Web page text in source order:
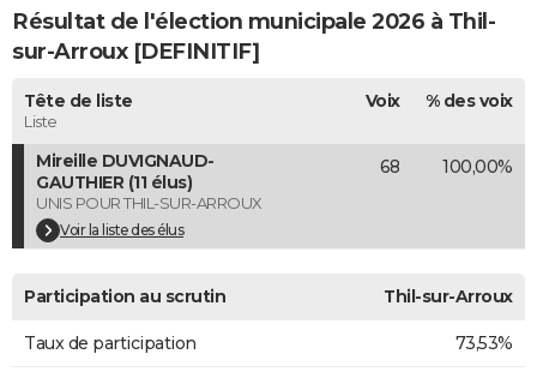
Carte de Noël
Carte Bonne année
Carte Saint-Valentin
Carte Pâques
Carte d'anniversaire
DICTIONNAIRE
Dictionnaire
Biographies
Citations
Expressions
Proverbes
PROGRAMME TV
COPAINS D'AVANT
S'inscrire
Se connecter
Lycées
Collèges
Primaires
Universités
Entreprises
Service militaire
Avis de recherche
AVIS DE DÉCÈS
FORUM
Bricolage
Lifestyle
Culture
Sport
Auto
Television
Voyage
Cinema
Résultat de l'élection municipale 2026 à Thil-
sur-Arroux [DEFINITIF]
Tête de liste
Liste
Voix % des voix
Mireille DUVIGNAUD-
GAUTHIER (11 élus)
UNIS POUR THIL-SUR-ARROUX
Voir la liste des élus
68 100,00%
Participation au scrutin Thil-sur-Arroux
Taux de participation 73,53%